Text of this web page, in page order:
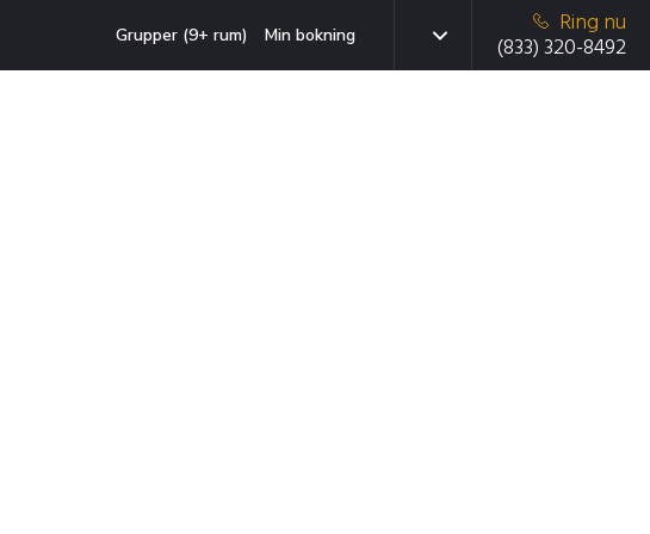
Grupper (9+ rum) Min bokning
Ring nu
(833) 320-8492